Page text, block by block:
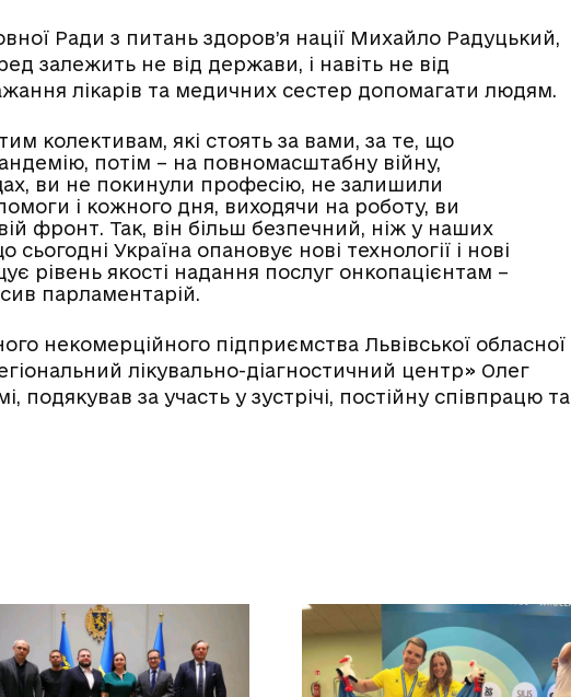
Ради з питань здоров’я нації Михайло Радуцький,
залежить не від держави, і навіть не від
лікарів та медичних сестер допомагати людям.
колективам, які стоять за вами, за те, що
потім – на повномасштабну війну,
ви не покинули професію, не залишили
і кожного дня, виходячи на роботу, ви
фронт. Так, він більш безпечний, ніж у наших
сьогодні Україна опановує нові технології і нові
рівень якості надання послуг онкопацієнтам –
парламентарій.
некомерційного підприємства Львівської обласної
лікувально-діагностичний центр» Олег
подякував за участь у зустрічі, постійну співпрацю та